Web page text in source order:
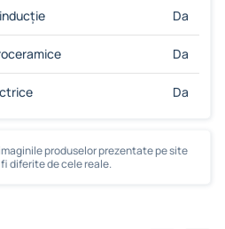
Da
Da
Da
produselor prezentate pe site
diferite de cele reale.